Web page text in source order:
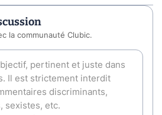
la communauté Clubic.